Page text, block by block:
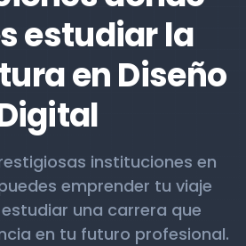
estudiar la
en Diseño
instituciones en
emprender tu viaje
una carrera que
en tu futuro profesional.